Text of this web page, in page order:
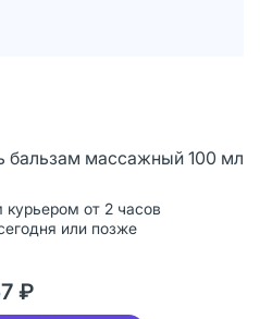
бальзам массажный 100 мл
курьером от 2 часов
или позже
₽